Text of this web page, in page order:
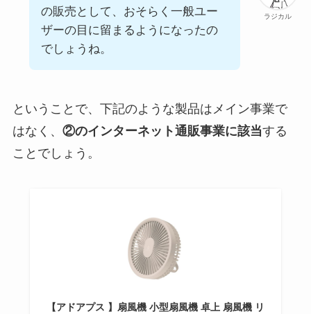
ラジカル
の販売として、おそらく一般ユー
ザーの目に留まるようになったの
でしょうね。
ということで、下記のような製品はメイン事業で
はなく、 ②のインターネット通販事業に該当する
ことでしょう。
【アドアプス 】扇風機 小型扇風機 卓上 扇風機 リ